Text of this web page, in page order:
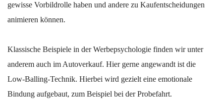
gewisse Vorbildrolle haben und andere zu Kaufentscheidungen
animieren können.
Klassische Beispiele in der Werbepsychologie finden wir unter
anderem auch im Autoverkauf. Hier gerne angewandt ist die
Low-Balling-Technik. Hierbei wird gezielt eine emotionale
Bindung aufgebaut, zum Beispiel bei der Probefahrt.